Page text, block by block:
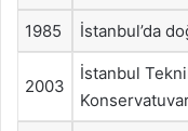
1985 İstanbul’da
2003
İstanbul